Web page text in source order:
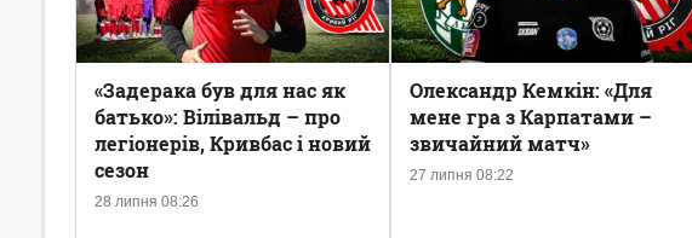
28 липня 08:26
«Задерака був для нас як
батько»: Вілівальд – про
легіонерів, Кривбас і новий
сезон
27 липня 08:22
Олександр Кемкін: «Для
мене гра з Карпатами –
звичайний матч»